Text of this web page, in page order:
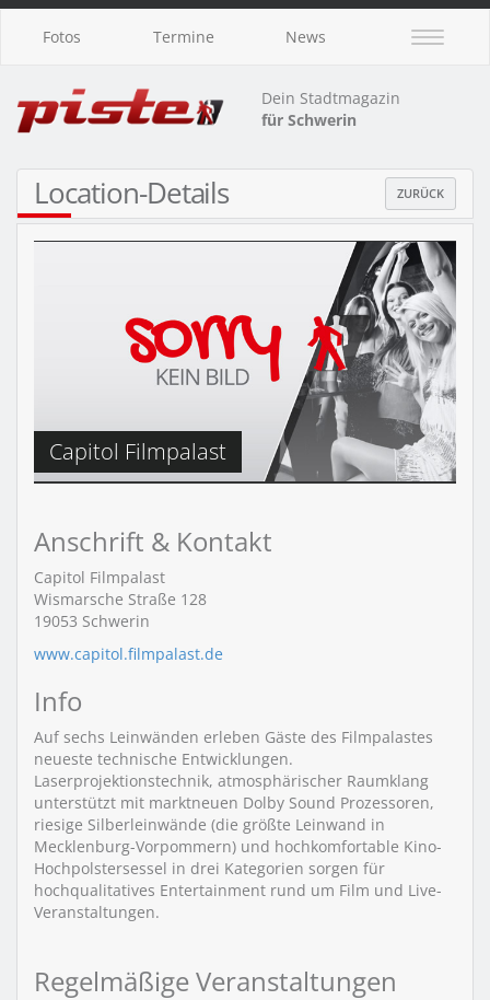
Fotos Termine News
Dein Stadtmagazin
für Schwerin
Location-Details ZURÜCK
Capitol Filmpalast
Anschrift & Kontakt
Capitol Filmpalast
Wismarsche Straße 128
19053 Schwerin
www.capitol.filmpalast.de
Info
Auf sechs Leinwänden erleben Gäste des Filmpalastes
neueste technische Entwicklungen.
Laserprojektionstechnik, atmosphärischer Raumklang
unterstützt mit marktneuen Dolby Sound Prozessoren,
riesige Silberleinwände (die größte Leinwand in
Mecklenburg-Vorpommern) und hochkomfortable Kino-
Hochpolstersessel in drei Kategorien sorgen für
hochqualitatives Entertainment rund um Film und Live-
Veranstaltungen.
Regelmäßige Veranstaltungen